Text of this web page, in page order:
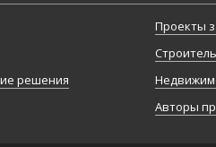
решения
Проекты
Авторы